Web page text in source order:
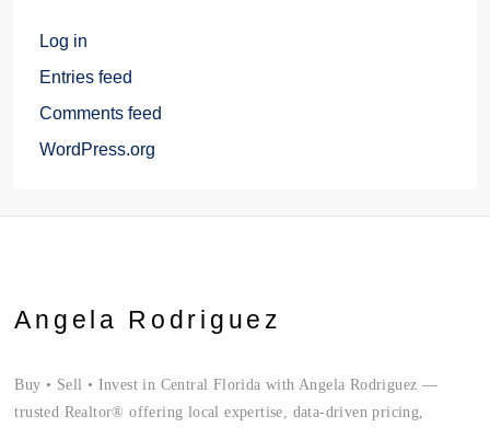
Log in
Entries feed
Comments feed
WordPress.org
Angela Rodriguez
Buy • Sell • Invest in Central Florida with Angela Rodriguez —
trusted Realtor® offering local expertise, data-driven pricing,